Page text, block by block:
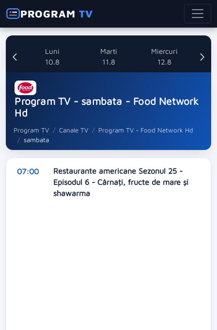
PROGRAMTV
Luni
10.8
Marti
11.8
Miercuri
12.8
Program TV - sambata - Food Network
Hd
Program TV Canale TV
Program TV - Food Network Hd
sambata
07:00
Restaurante americane Sezonul 25 -
Episodul 6 - Cârnați, fructe de mare și
shawarma